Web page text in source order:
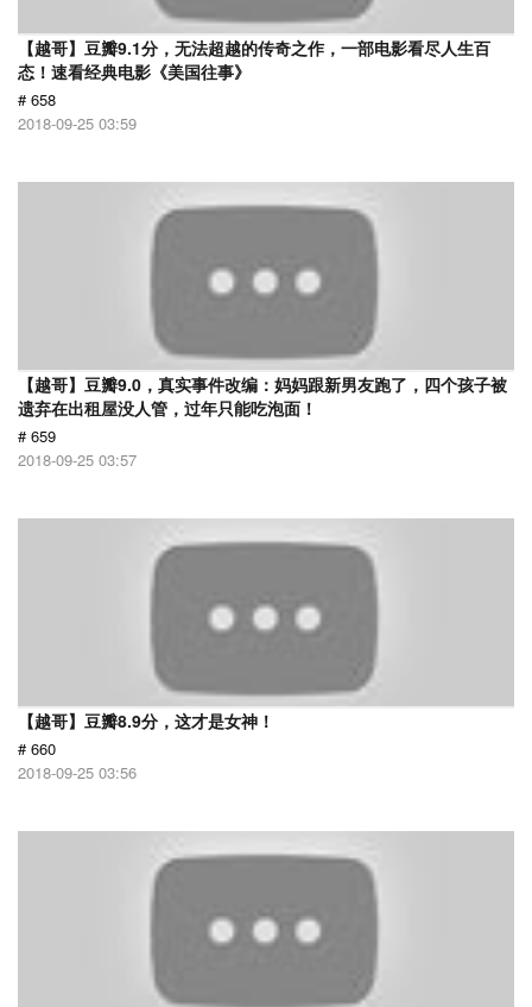
【越哥】豆瓣9.1分，无法超越的传奇之作，一部电影看尽人生百
态！速看经典电影《美国往事》
# 658
2018-09-25 03:59
【越哥】豆瓣9.0，真实事件改编：妈妈跟新男友跑了，四个孩子被
遗弃在出租屋没人管，过年只能吃泡面！
# 659
2018-09-25 03:57
【越哥】豆瓣8.9分，这才是女神！
# 660
2018-09-25 03:56